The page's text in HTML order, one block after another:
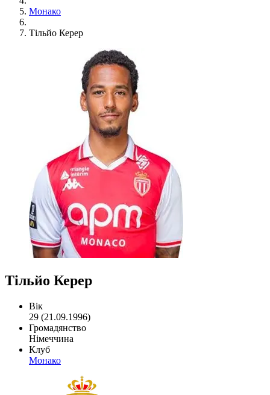
Монако
Тільйо Керер
Тільйо Керер
Вік
29 (21.09.1996)
Громадянство
Німеччина
Клуб
Монако